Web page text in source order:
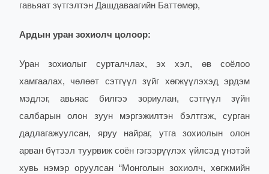
гавьяат зүтгэлтэн Дашдаваагийн Баттөмөр,
Ардын уран зохиолч цолоор:
Уран зохиолыг сурталчлах, эх хэл, өв соёлоо
хамгаалах, чөлөөт сэтгүүл зүйг хөгжүүлэхэд эрдэм
мэдлэг, авьяас билгээ зориулан, сэтгүүл зүйн
салбарын олон зуун мэргэжилтэн бэлтгэж, сурган
дадлагажуулсан, яруу найраг, утга зохиолын олон
арван бүтээл туурвиж соён гэгээрүүлэх үйлсэд үнэтэй
хувь нэмэр оруулсан “Монголын зохиолч, хөгжмийн